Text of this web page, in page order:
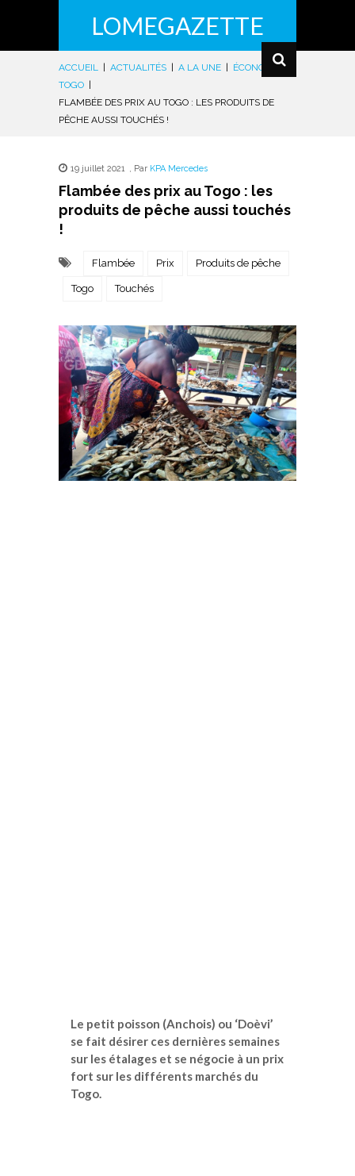
LOMEGAZETTE
ACCUEIL ACTUALITÉS A LA UNE ÉCONOMIE |
TOGO
FLAMBÉE DES PRIX AU TOGO : LES PRODUITS DE
PÊCHE AUSSI TOUCHÉS !
19 juillet 2021 , Par KPA Mercedes
Flambée des prix au Togo : les
produits de pêche aussi touchés
!
Flambée Prix Produits de pêche
Togo Touchés
Le petit poisson (Anchois) ou ‘Doèvi’
se fait désirer ces dernières semaines
sur les étalages et se négocie à un prix
fort sur les différents marchés du
Togo.